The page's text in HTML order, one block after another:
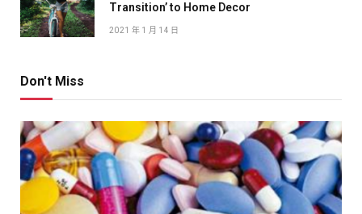
Transition’ to Home Decor
2021 年 1 月 14 日
Don't Miss